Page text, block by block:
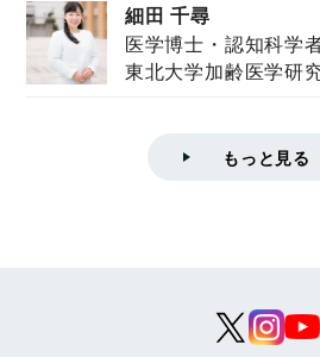
細田 千尋
医学博士・認知科学
東北大学加齢医学研
もっと見る